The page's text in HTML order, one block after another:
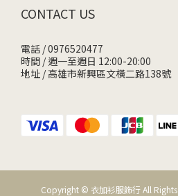
CONTACT US
電話 / 0976520477
時間 / 週一至週日 12:00-20:00
地址 / 高雄市新興區文橫二路138號
Copyright © 衣加衫服飾行 All